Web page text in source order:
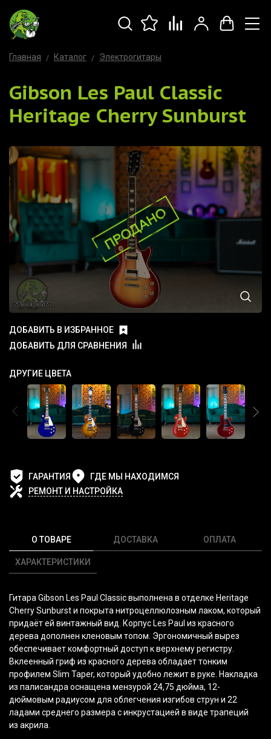
Главная Каталог Электрогитары
Gibson Les Paul Classic
Heritage Cherry Sunburst
ДОБАВИТЬ В ИЗБРАННОЕ
ДОБАВИТЬ ДЛЯ СРАВНЕНИЯ
ДРУГИЕ ЦВЕТА
ГАРАНТИЯ
ГДЕ МЫ НАХОДИМСЯ
РЕМОНТ И НАСТРОЙКА
О ТОВАРЕ
ХАРАКТЕРИСТИКИ
ДОСТАВКА ОПЛАТА
Гитара Gibson Les Paul Classic выполнена в отделке Heritage
Cherry Sunburst и покрыта нитроцеллюлозным лаком, который
придаёт ей винтажный вид. Корпус Les Paul из красного
дерева дополнен кленовым топом. Эргономичный вырез
обеспечивает комфортный доступ к верхнему регистру.
Вклеенный гриф из красного дерева обладает тонким
профилем Slim Taper, который удобно лежит в руке. Накладка
из палисандра оснащена мензурой 24,75 дюйма, 12-
дюймовым радиусом для облегчения изгибов струн и 22
ладами среднего размера с инкрустацией в виде трапеций
из акрила.